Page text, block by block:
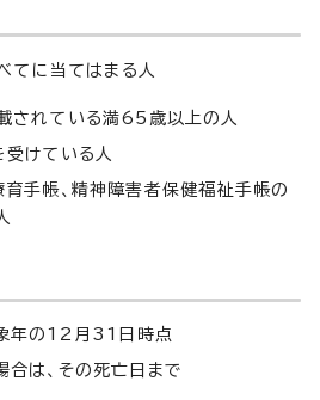
てに当てはまる人
されている満65歳以上の人
けている人
育手帳、精神障害者保健福祉手帳の
年の12月31日時点
は、その死亡日まで